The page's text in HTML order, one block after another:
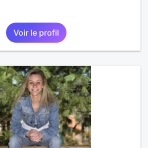
Voir le profil